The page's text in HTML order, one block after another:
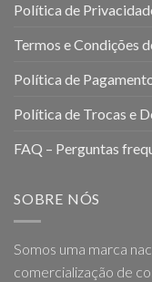
Política de
Termos e Condições
Política de
Política de Trocas e
FAQ – Perguntas
SOBRE NÓS
Somos uma marca
comercialização de